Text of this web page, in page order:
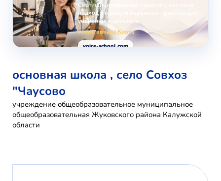
Сертифицированные педагоги, научный
подход к голосу и бережная практика для
уверенного звучания.
уроки вокала Киото
voice-school.com
основная школа , село Совхоз
"Чаусово
учреждение общеобразовательное муниципальное
общеобразовательная Жуковского района Калужской
области